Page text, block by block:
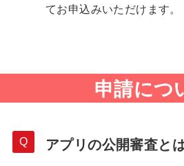
てお申込みいただけます。
申請につ
アプリの公開審査と